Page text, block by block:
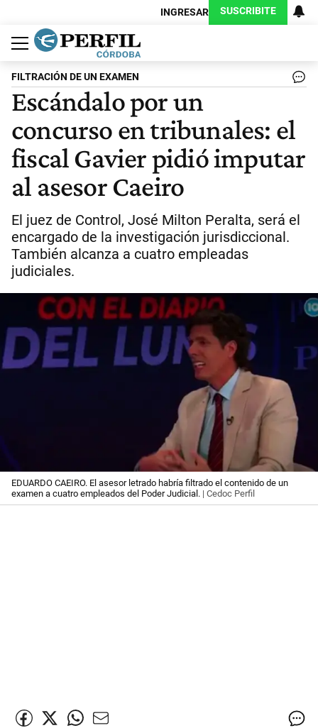
INGRESAR SUSCRIBITE
Política
Economía
Judiciales
Sociedad
Cultura
Espectáculos
Deportes
Protagonistas
FILTRACIÓN DE UN EXAMEN
Escándalo por un
concurso en tribunales: el
fiscal Gavier pidió imputar
al asesor Caeiro
El juez de Control, José Milton Peralta, será el
encargado de la investigación jurisdiccional.
También alcanza a cuatro empleadas
judiciales.
EDUARDO CAEIRO. El asesor letrado habría filtrado el contenido de un
examen a cuatro empleados del Poder Judicial. | Cedoc Perfil